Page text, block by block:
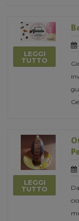
LEGGI
TUTTO
LEGGI
TUTTO